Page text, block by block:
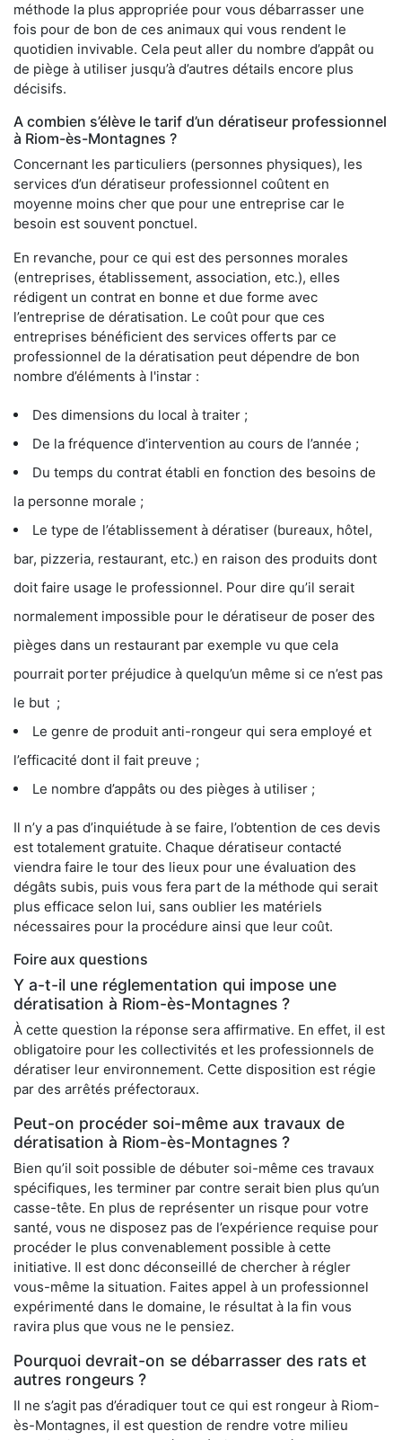
méthode la plus appropriée pour vous débarrasser une
fois pour de bon de ces animaux qui vous rendent le
quotidien invivable. Cela peut aller du nombre d’appât ou
de piège à utiliser jusqu’à d’autres détails encore plus
décisifs.
A combien s’élève le tarif d’un dératiseur professionnel
à Riom-ès-Montagnes ?
Concernant les particuliers (personnes physiques), les
services d’un dératiseur professionnel coûtent en
moyenne moins cher que pour une entreprise car le
besoin est souvent ponctuel.
En revanche, pour ce qui est des personnes morales
(entreprises, établissement, association, etc.), elles
rédigent un contrat en bonne et due forme avec
l’entreprise de dératisation. Le coût pour que ces
entreprises bénéficient des services offerts par ce
professionnel de la dératisation peut dépendre de bon
nombre d’éléments à l'instar :
Des dimensions du local à traiter ;
De la fréquence d’intervention au cours de l’année ;
Du temps du contrat établi en fonction des besoins de
la personne morale ;
Le type de l’établissement à dératiser (bureaux, hôtel,
bar, pizzeria, restaurant, etc.) en raison des produits dont
doit faire usage le professionnel. Pour dire qu’il serait
normalement impossible pour le dératiseur de poser des
pièges dans un restaurant par exemple vu que cela
pourrait porter préjudice à quelqu’un même si ce n’est pas
le but ;
Le genre de produit anti-rongeur qui sera employé et
l’efficacité dont il fait preuve ;
Le nombre d’appâts ou des pièges à utiliser ;
Il n’y a pas d’inquiétude à se faire, l’obtention de ces devis
est totalement gratuite. Chaque dératiseur contacté
viendra faire le tour des lieux pour une évaluation des
dégâts subis, puis vous fera part de la méthode qui serait
plus efficace selon lui, sans oublier les matériels
nécessaires pour la procédure ainsi que leur coût.
Foire aux questions
Y a-t-il une réglementation qui impose une
dératisation à Riom-ès-Montagnes ?
À cette question la réponse sera affirmative. En effet, il est
obligatoire pour les collectivités et les professionnels de
dératiser leur environnement. Cette disposition est régie
par des arrêtés préfectoraux.
Peut-on procéder soi-même aux travaux de
dératisation à Riom-ès-Montagnes ?
Bien qu’il soit possible de débuter soi-même ces travaux
spécifiques, les terminer par contre serait bien plus qu’un
casse-tête. En plus de représenter un risque pour votre
santé, vous ne disposez pas de l’expérience requise pour
procéder le plus convenablement possible à cette
initiative. Il est donc déconseillé de chercher à régler
vous-même la situation. Faites appel à un professionnel
expérimenté dans le domaine, le résultat à la fin vous
ravira plus que vous ne le pensiez.
Pourquoi devrait-on se débarrasser des rats et
autres rongeurs ?
Il ne s’agit pas d’éradiquer tout ce qui est rongeur à Riom-
ès-Montagnes, il est question de rendre votre milieu